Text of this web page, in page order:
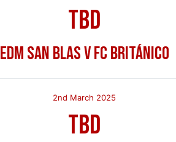
TBD
EDM San Blas v FC Británico
2nd March 2025
TBD